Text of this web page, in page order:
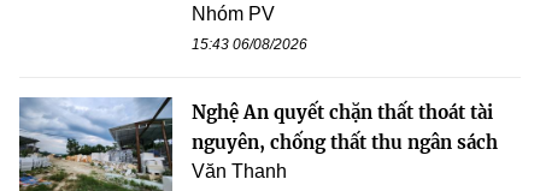
Nhóm PV
15:43 06/08/2026
Nghệ An quyết chặn thất thoát tài
nguyên, chống thất thu ngân sách
Văn Thanh